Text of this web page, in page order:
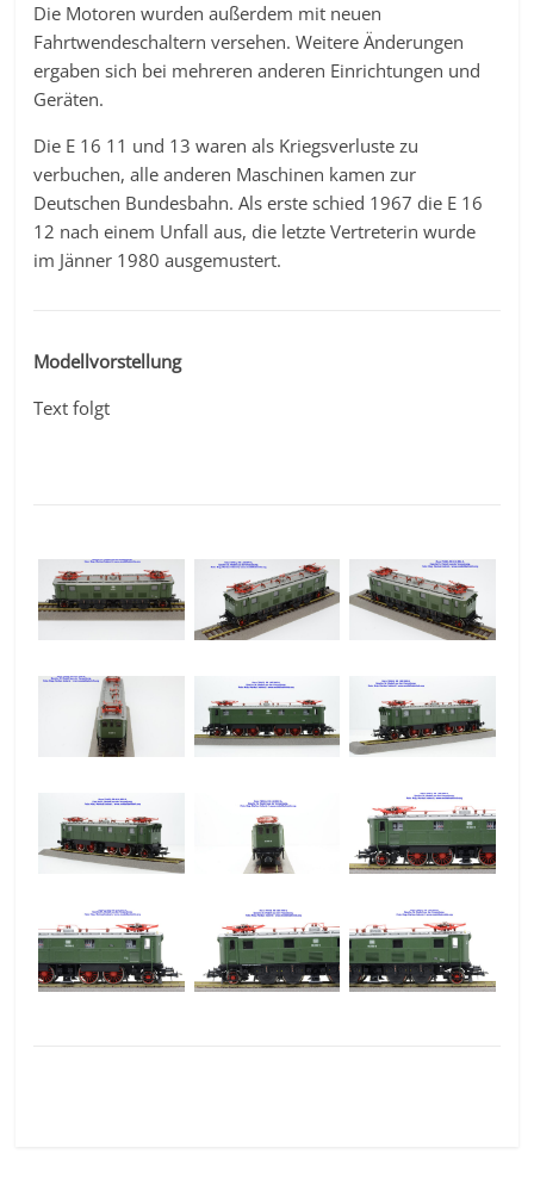
Die Motoren wurden außerdem mit neuen
Fahrtwendeschaltern versehen. Weitere Änderungen
ergaben sich bei mehreren anderen Einrichtungen und
Geräten.
Die E 16 11 und 13 waren als Kriegsverluste zu
verbuchen, alle anderen Maschinen kamen zur
Deutschen Bundesbahn. Als erste schied 1967 die E 16
12 nach einem Unfall aus, die letzte Vertreterin wurde
im Jänner 1980 ausgemustert.
Modellvorstellung
Text folgt